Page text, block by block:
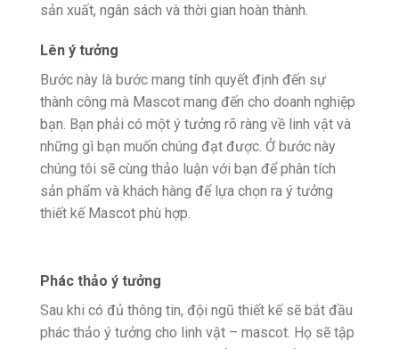
sản xuất, ngân sách và thời gian hoàn thành.
Lên ý tưởng
Bước này là bước mang tính quyết định đến sự
thành công mà Mascot mang đến cho doanh nghiệp
bạn. Bạn phải có một ý tưởng rõ ràng về linh vật và
những gì bạn muốn chúng đạt được. Ở bước này
chúng tôi sẽ cùng thảo luận với bạn để phân tích
sản phẩm và khách hàng để lựa chọn ra ý tưởng
thiết kế Mascot phù hợp.
Phác thảo ý tưởng
Sau khi có đủ thông tin, đội ngũ thiết kế sẽ bắt đầu
phác thảo ý tưởng cho linh vật – mascot. Họ sẽ tập